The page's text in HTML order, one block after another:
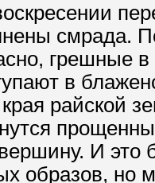
смрада.
грешные в
в
райской
И
образов, но